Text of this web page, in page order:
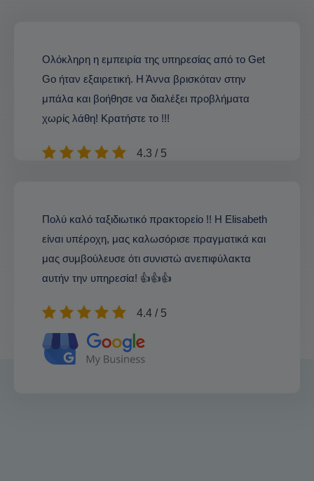
Ολόκληρη η εμπειρία της υπηρεσίας από το Get
Go ήταν εξαιρετική. Η Άννα βρισκόταν στην
μπάλα και βοήθησε να διαλέξει προβλήματα
χωρίς λάθη! Κρατήστε το !!!
4.3 / 5
Πολύ καλό ταξιδιωτικό πρακτορείο !! Η Elisabeth
είναι υπέροχη, μας καλωσόρισε πραγματικά και
μας συμβούλευσε ότι συνιστώ ανεπιφύλακτα
αυτήν την υπηρεσία! 👍👍👍
4.4 / 5